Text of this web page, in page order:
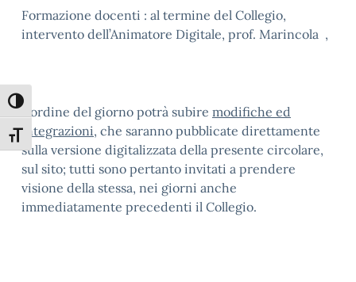
Attiva/disattiva alto contrasto
Attiva/disattiva dimensione testo
Formazione docenti : al termine del Collegio,
intervento dell’Animatore Digitale, prof. Marincola ,
L’ordine del giorno potrà subire modifiche ed
integrazioni, che saranno pubblicate direttamente
sulla versione digitalizzata della presente circolare,
sul sito; tutti sono pertanto invitati a prendere
visione della stessa, nei giorni anche
immediatamente precedenti il Collegio.